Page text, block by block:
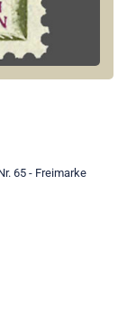
65 - Freimarke